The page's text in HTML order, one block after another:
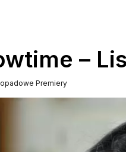
–
Premiery